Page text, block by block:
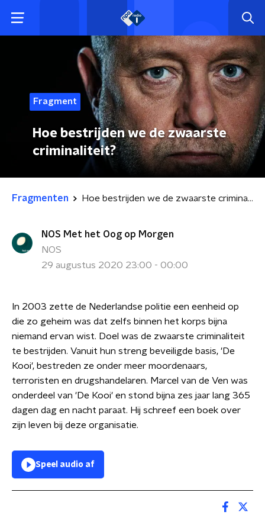
Fragment
Hoe bestrijden we de zwaarste
criminaliteit?
Fragmenten Hoe bestrijden we de zwaarste criminaliteit?
NOS Met het Oog op Morgen
NOS
29 augustus 2020 23:00 - 00:00
In 2003 zette de Nederlandse politie een eenheid op
die zo geheim was dat zelfs binnen het korps bijna
niemand ervan wist. Doel was de zwaarste criminaliteit
te bestrijden. Vanuit hun streng beveiligde basis, 'De
Kooi', bestreden ze onder meer moordenaars,
terroristen en drugshandelaren. Marcel van de Ven was
onderdeel van 'De Kooi' en stond bijna zes jaar lang 365
dagen dag en nacht paraat. Hij schreef een boek over
zijn leven bij deze organisatie.
Speel audio af